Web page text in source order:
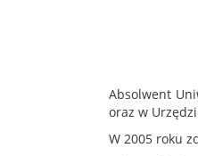
Absolwent
oraz w
W 2005 roku